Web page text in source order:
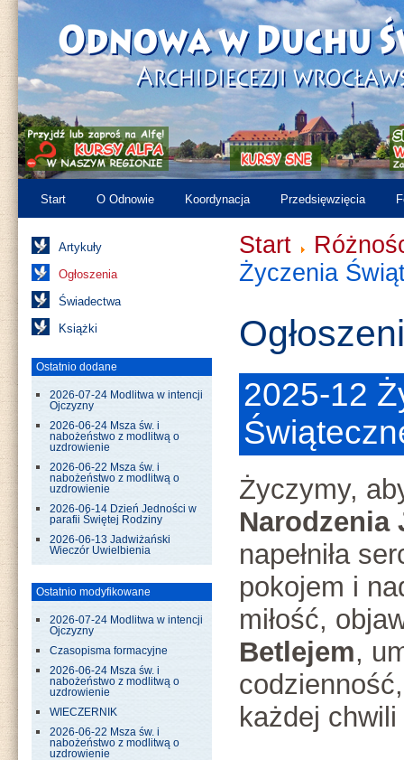
Start O Odnowie Koordynacja Przedsięwzięcia
Artykuły
Ogłoszenia
Świadectwa
Książki
Ostatnio dodane
2026-07-24 Modlitwa w intencji
Ojczyzny
2026-06-24 Msza św. i
nabożeństwo z modlitwą o
uzdrowienie
2026-06-22 Msza św. i
nabożeństwo z modlitwą o
uzdrowienie
2026-06-14 Dzień Jedności w
parafii Świętej Rodziny
2026-06-13 Jadwiżański
Wieczór Uwielbienia
Ostatnio modyfikowane
2026-07-24 Modlitwa w intencji
Ojczyzny
Czasopisma formacyjne
2026-06-24 Msza św. i
nabożeństwo z modlitwą o
uzdrowienie
WIECZERNIK
2026-06-22 Msza św. i
nabożeństwo z modlitwą o
uzdrowienie
Start
Życzenia
2025-12
Życzymy,
Narodzenia
napełniła
pokojem i
miłość,
Betlejem,
każdej